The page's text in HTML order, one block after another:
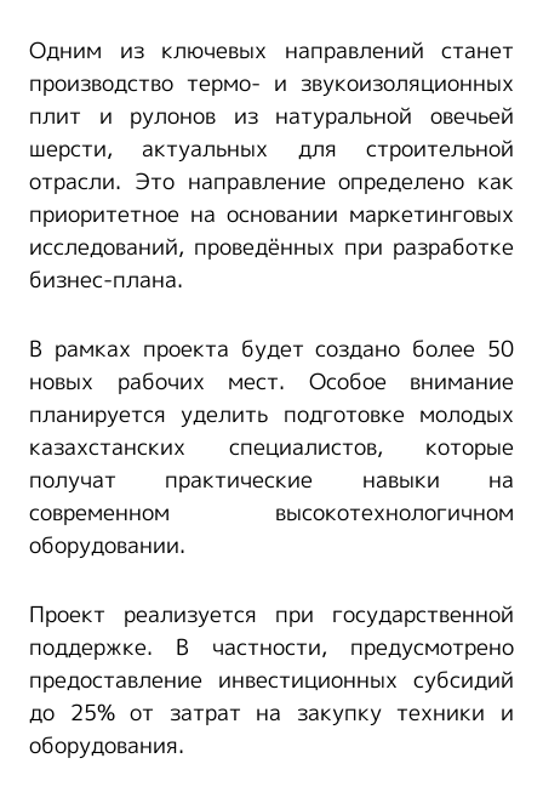
Одним из ключевых направлений станет
производство термо- и звукоизоляционных
плит и рулонов из натуральной овечьей
шерсти, актуальных для строительной
отрасли. Это направление определено как
приоритетное на основании маркетинговых
исследований, проведённых при разработке
бизнес-плана.
В рамках проекта будет создано более 50
новых рабочих мест. Особое внимание
планируется уделить подготовке молодых
казахстанских специалистов, которые
получат практические навыки на
современном высокотехнологичном
оборудовании.
Проект реализуется при государственной
поддержке. В частности, предусмотрено
предоставление инвестиционных субсидий
до 25% от затрат на закупку техники и
оборудования.